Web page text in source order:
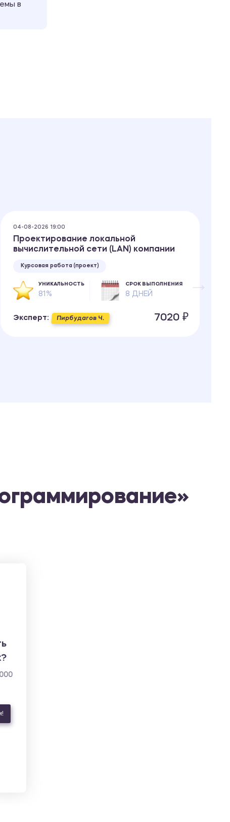
в
04-08-2026 19:00
Проектирование локальной
вычислительной сети (LAN) компании
Курсовая работа (проект)
УНИКАЛЬНОСТЬ
81%
СРОК ВЫПОЛНЕНИЯ
8 ДНЕЙ
Эксперт: Пирбудагов Ч. 7020 ₽